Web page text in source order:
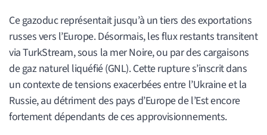
Ce gazoduc représentait jusqu’à un tiers des exportations
russes vers l’Europe. Désormais, les flux restants transitent
via TurkStream, sous la mer Noire, ou par des cargaisons
de gaz naturel liquéfié (GNL). Cette rupture s’inscrit dans
un contexte de tensions exacerbées entre l’Ukraine et la
Russie, au détriment des pays d’Europe de l’Est encore
fortement dépendants de ces approvisionnements.